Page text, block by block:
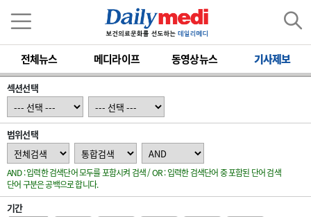
전체뉴스 메디라이프 동영상뉴스 기사제보
섹션선택
범위선택
AND : 입력한 검색단어 모두를 포함시켜 검색 / OR : 입력한 검색단어 중 포함된 단어 검색
단어 구분은 공백으로 합니다.
기간